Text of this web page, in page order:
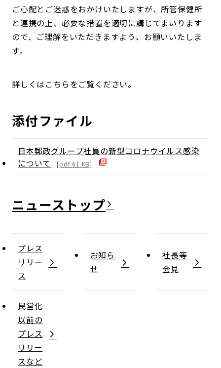
ご心配とご迷惑をおかけいたしますが、所管保健所
と連携の上、必要な措置を適切に講じてまいります
ので、ご理解をいただきますよう、お願いいたしま
す。
詳しくはこちらをご覧ください。
添付ファイル
日本郵政グループ社員の新型コロナウイルス感染
について
[pdf 61 KB]
ニュース
プレス
リリー
ス
お知ら
せ
社長等
会見
民営化
以前の
プレス
リリー
スなど